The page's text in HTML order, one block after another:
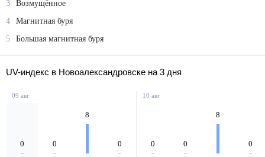
3
Возмущённое
4
Магнитная буря
5
Большая магнитная буря
UV-индекс в Новоалександровске на 3 дня
09 авг
0 0
8
0
10 авг
0 0
8
0